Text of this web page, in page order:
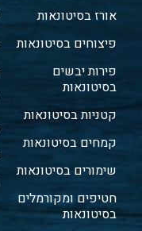
אורז בסיטונאות
פיצוחים בסיטונאות
פירות יבשים
בסיטונאות
קטניות בסיטונאות
קמחים בסיטונאות
שימורים בסיטונאות
חטיפים ומקורמלים
בסיטונאות